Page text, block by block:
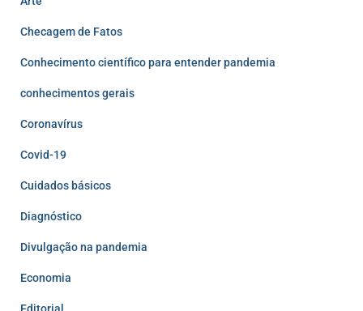
Checagem de Fatos
Conhecimento científico para entender pandemia
conhecimentos gerais
Coronavírus
Covid-19
Cuidados básicos
Diagnóstico
Divulgação na pandemia
Economia